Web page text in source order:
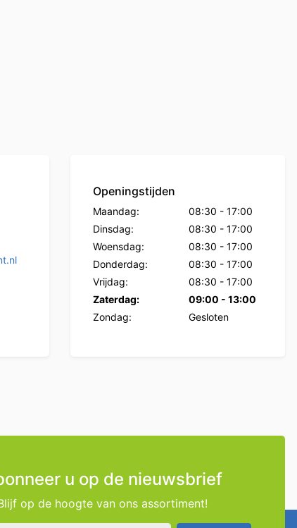
Openingstijden
Maandag: 08:30 - 17:00
Dinsdag:
08:30 - 17:00
Woensdag:
08:30 - 17:00
Donderdag:
08:30 - 17:00
Vrijdag:
08:30 - 17:00
Zaterdag:
09:00 - 13:00
Zondag:
Gesloten
u op de nieuwsbrief
op de hoogte van ons assortiment!